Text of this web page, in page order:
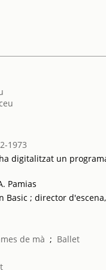
1973
digitalitzat un
Pamias
Basic ; director
de mà ; Ballet